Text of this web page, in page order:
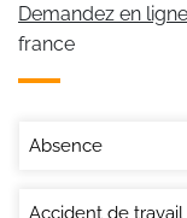
Demandez en
france
Absence
Accident de travail